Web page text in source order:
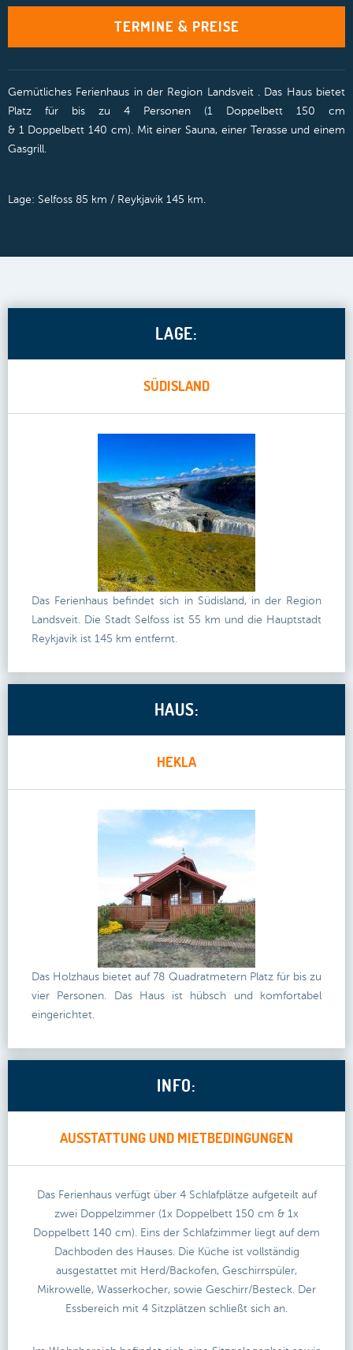
TERMINE & PREISE
Gemütliches Ferienhaus in der Region Landsveit . Das Haus bietet
Platz für bis zu 4 Personen (1 Doppelbett 150 cm
& 1 Doppelbett 140 cm). Mit einer Sauna, einer Terasse und einem
Gasgrill.
Lage: Selfoss 85 km / Reykjavik 145 km.
LAGE:
SÜDISLAND
Das Ferienhaus befindet sich in Südisland, in der Region
Landsveit. Die Stadt Selfoss ist 55 km und die Hauptstadt
Reykjavik ist 145 km entfernt.
HAUS:
HEKLA
Das Holzhaus bietet auf 78 Quadratmetern Platz für bis zu
vier Personen. Das Haus ist hübsch und komfortabel
eingerichtet.
INFO:
AUSSTATTUNG UND MIETBEDINGUNGEN
Das Ferienhaus verfügt über 4 Schlafplätze aufgeteilt auf
zwei Doppelzimmer (1x Doppelbett 150 cm & 1x
Doppelbett 140 cm). Eins der Schlafzimmer liegt auf dem
Dachboden des Hauses. Die Küche ist vollständig
ausgestattet mit Herd/Backofen, Geschirrspüler,
Mikrowelle, Wasserkocher, sowie Geschirr/Besteck. Der
Essbereich mit 4 Sitzplätzen schließt sich an.